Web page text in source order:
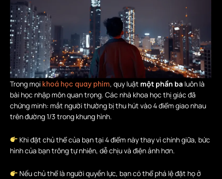
Trong mọi khoá học quay phim, quy luật một phần ba luôn là
bài học nhập môn quan trọng. Các nhà khoa học thị giác đã
chứng minh: mắt người thường bị thu hút vào 4 điểm giao nhau
trên đường 1/3 trong khung hình.
Khi đặt chủ thể của bạn tại 4 điểm này thay vì chính giữa, bức
hình của bạn trông tự nhiên, dễ chịu và điện ảnh hơn.
Nếu chủ thể là người quyền lực, bạn có thể phá lệ đặt họ ở